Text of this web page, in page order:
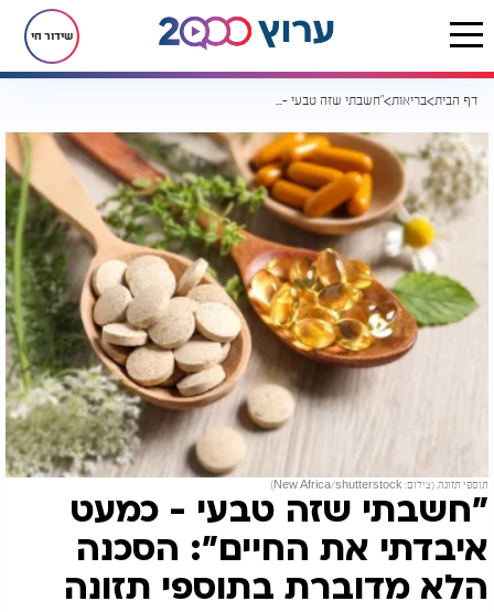
שידור חי
דף הבית בריאות "חשבתי שזה טבעי - כמעט איבדתי את החיים": הסכנה הלא מדוברת בתוספי תזונה
תוספי תזונה. (צילום: New Africa/shutterstock)
"חשבתי שזה טבעי - כמעט
איבדתי את החיים": הסכנה
הלא מדוברת בתוספי תזונה